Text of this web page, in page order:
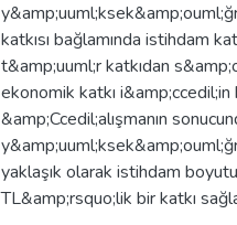
katkısı bağlamında istihdam
t&amp;uuml;r katkıdan
ekonomik katkı i&amp;ccedil;in
&amp;Ccedil;alışmanın
yaklaşık olarak istihdam
TL&amp;rsquo;lik bir katkı